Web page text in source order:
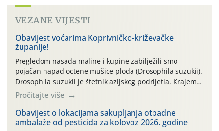
VEZANE VIJESTI
Obavijest voćarima Koprivničko-križevačke
županije!
Pregledom nasada maline i kupine zabilježili smo
pojačan napad octene mušice ploda (Drosophila suzukii).
Drosophila suzukii je štetnik azijskog podrijetla. Krajem
2010. godine prvi puta je registriran u Hrvatskoj, a u
rujnu 2016. godine na našem su području zabilježene
gospodarski važne štete. Riječ je o štetniku vrlo sličnom
dobro poznatoj vinskoj mušici, no za razliku […]
Pročitajte više
Obavijest o lokacijama sakupljanja otpadne
ambalaže od pesticida za kolovoz 2026. godine